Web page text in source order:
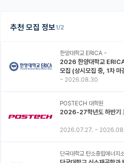
추천 모집 정보1/2
한양대학교 ERICA -
2026 한양대학교 ERICA
모집 (상시모집 중, 1차
~ 2026.08.30
POSTECH 대학원
2026-27학년도 하반기
2026.07.27. ~
단국대학교 탄소중립에너지